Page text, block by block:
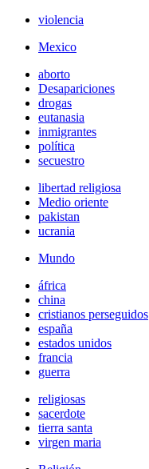
violencia
Mexico
aborto
Desapariciones
drogas
eutanasia
inmigrantes
política
secuestro
libertad religiosa
Medio oriente
pakistan
ucrania
Mundo
áfrica
china
cristianos perseguidos
españa
estados unidos
francia
guerra
religiosas
sacerdote
tierra santa
virgen maria